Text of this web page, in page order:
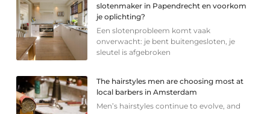
slotenmaker in Papendrecht en voorkom
je oplichting?
Een slotenprobleem komt vaak
onverwacht: je bent buitengesloten, je
sleutel is afgebroken
The hairstyles men are choosing most at
local barbers in Amsterdam
Men’s hairstyles continue to evolve, and